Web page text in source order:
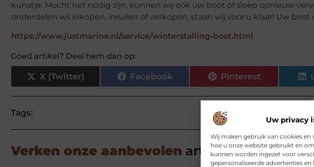
Uw privacy
Wij maken gebruik van cookies
hoe u onze website gebruikt en
kunnen worden ingezet voor
gepersonaliseerde advertenties
kunstje. Mocht het nodig zijn, kunnen wij ook uw boot of sloep opnieuw
onderdelen wil inkopen, inruilen of verkopen, staan wij voor u klaar! Uw boot
https://www.justmarine.nl/service/winterstalling-boot.html
Goed artikel? Deel hem dan op:
X (Twitter) Facebook Pinterest
Tags:
Verken onze aanbevolen artikelen voor jou.